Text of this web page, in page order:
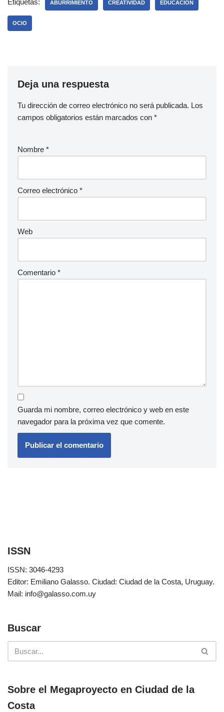
Etiquetas: ABURRIMIENTO CREATIVIDAD EDUCACIÓN
OCIO
Deja una respuesta
Tu dirección de correo electrónico no será publicada. Los
campos obligatorios están marcados con *
Nombre *
Correo electrónico *
Web
Comentario *
Guarda mi nombre, correo electrónico y web en este
navegador para la próxima vez que comente.
ISSN
ISSN: 3046-4293
Editor: Emiliano Galasso. Ciudad: Ciudad de la Costa, Uruguay.
Mail: info@galasso.com.uy
Buscar
Sobre el Megaproyecto en Ciudad de la
Costa